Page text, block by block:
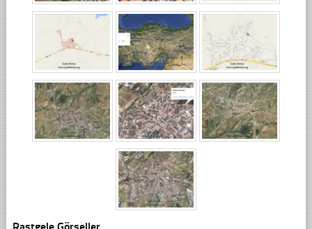
Rastgele Görseller